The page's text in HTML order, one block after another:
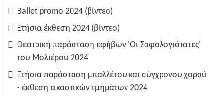
Ballet promo 2024 (βίντεο)
Ετήσια έκθεση 2024 (βίντεο)
Θεατρική παράσταση εφήβων 'Οι Σοφολογιότατες'
του Μολιέρου 2024
Ετήσια παράσταση μπαλλέτου και σύγχρονου χορού
- έκθεση εικαστικών τμημάτων 2024